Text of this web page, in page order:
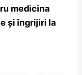
medicina
și îngrijiri la